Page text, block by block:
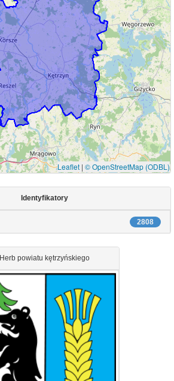
Leaflet | © OpenStreetMap (ODBL)
Identyfikatory
2808
Herb powiatu kętrzyńskiego